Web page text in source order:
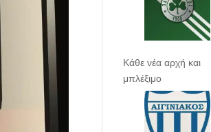
Κάθε νέα αρχή και
μπλέξιμο